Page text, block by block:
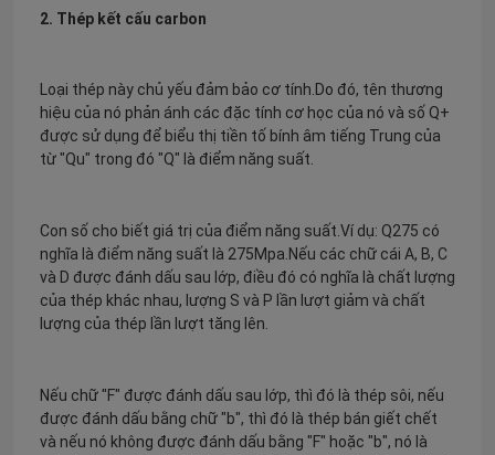
2. Thép kết cấu carbon
Loại thép này chủ yếu đảm bảo cơ tính.Do đó, tên thương
hiệu của nó phản ánh các đặc tính cơ học của nó và số Q+
được sử dụng để biểu thị tiền tố bính âm tiếng Trung của
từ "Qu" trong đó "Q" là điểm năng suất.
Con số cho biết giá trị của điểm năng suất.Ví dụ: Q275 có
nghĩa là điểm năng suất là 275Mpa.Nếu các chữ cái A, B, C
và D được đánh dấu sau lớp, điều đó có nghĩa là chất lượng
của thép khác nhau, lượng S và P lần lượt giảm và chất
lượng của thép lần lượt tăng lên.
Nếu chữ "F" được đánh dấu sau lớp, thì đó là thép sôi, nếu
được đánh dấu bằng chữ "b", thì đó là thép bán giết chết
và nếu nó không được đánh dấu bằng "F" hoặc "b", nó là